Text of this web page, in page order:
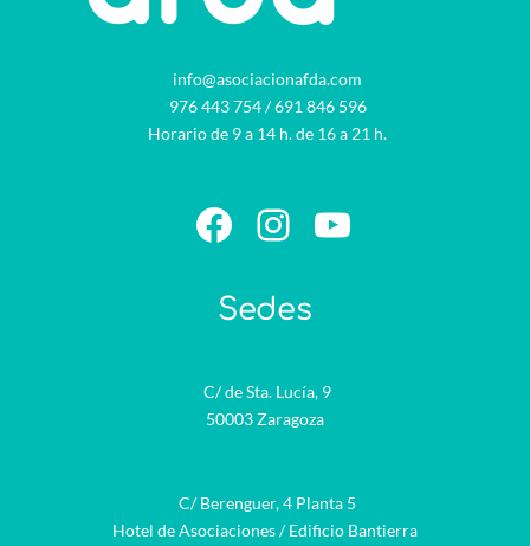
info@asociacionafda.com
976 443 754/691 846 596
Horario de 9 a 14 h. de 16 a 21 h.
Facebook
Instagram
YouTube
Sedes
C/ de Sta. Lucía, 9
50003 Zaragoza
C/ Berenguer, 4 Planta 5
Hotel de Asociaciones / Edificio Bantierra